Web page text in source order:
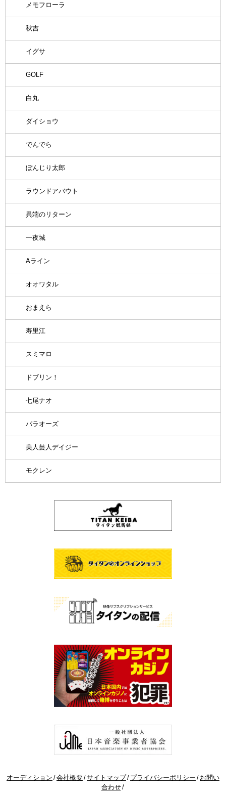
メモフローラ
秋吉
イグサ
GOLF
白丸
ダイショウ
でんでら
ぼんじり太郎
ラウンドアバウト
異端のリターン
一夜城
Aライン
オオワタル
おまえら
寿里江
スミマロ
ドブリン！
七尾ナオ
パラオーズ
美人芸人デイジー
モクレン
オーディション 会社概要 サイトマップ プライバシーポリシー
お問い
合わせ